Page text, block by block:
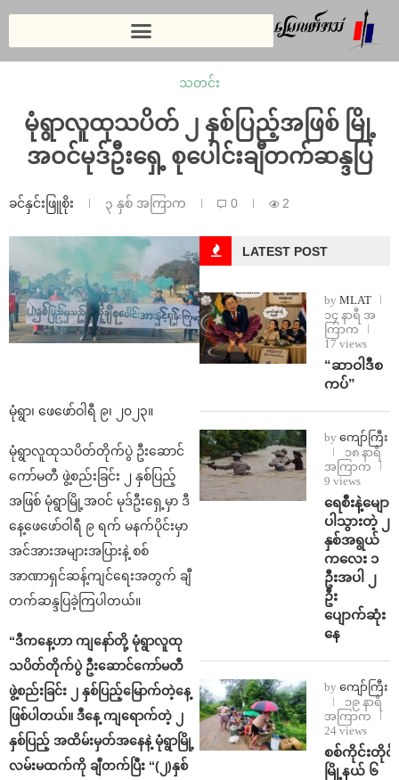
သတင်း
မုံရွာလူထုသပိတ် ၂ နှစ်ပြည့်အဖြစ် မြို့
အဝင်မုဒ်ဦးရှေ့ စုပေါင်းချီတက်ဆန္ဒပြ
ခင်နှင်းဖြူစိုး ၃ နှစ် အကြာက 0 2
မုံရွာ၊ ဖေဖော်ဝါရီ ၉၊ ၂၀၂၃။
မုံရွာလူထုသပိတ်တိုက်ပွဲ ဦးဆောင်
ကော်မတီ ဖွဲ့စည်းခြင်း ၂ နှစ်ပြည့်
အဖြစ် မုံရွာမြို့အဝင် မုဒ်ဦးရှေ့မှာ ဒီ
နေ့ဖေဖော်ဝါရီ ၉ ရက် မနက်ပိုင်းမှာ
အင်အားအများအပြားနဲ့ စစ်
အာဏာရှင်ဆန့်ကျင်ရေးအတွက် ချီ
တက်ဆန္ဒပြခဲ့ကြပါတယ်။
“ဒီကနေ့ဟာ ကျနော်တို့ မုံရွာလူထု
သပိတ်တိုက်ပွဲ ဦးဆောင်ကော်မတီ
ဖွဲ့စည်းခြင်း ၂ နှစ်ပြည့်မြောက်တဲ့နေ့
ဖြစ်ပါတယ်။ ဒီနေ့ ကျရောက်တဲ့ ၂
နှစ်ပြည့် အထိမ်းမှတ်အနေနဲ့ မုံရွာမြို့
လမ်းမထက်ကို ချီတက်ပြီး “(၂)နှစ်
LATEST POST
by MLAT
၁၄ နာရီ အ
ကြာက
17 views
“ဆာဝါဒီစ
ကပ်”
by ကျော်ကြီး
၁၈ နာရီ
အကြာက
9 views
ရေစီးနဲ့မျော
ပါသွားတဲ့ ၂
နှစ်အရွယ်
ကလေး ၁
ဦးအပါ ၂
ဦး
ပျောက်ဆုံး
နေ
by ကျော်ကြီး
၁၉ နာရီ
အကြာက
24 views
စစ်ကိုင်းတိုင်း
မြို့နယ် ၆